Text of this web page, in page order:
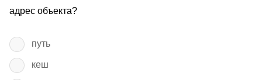
адрес объекта?
путь
кеш